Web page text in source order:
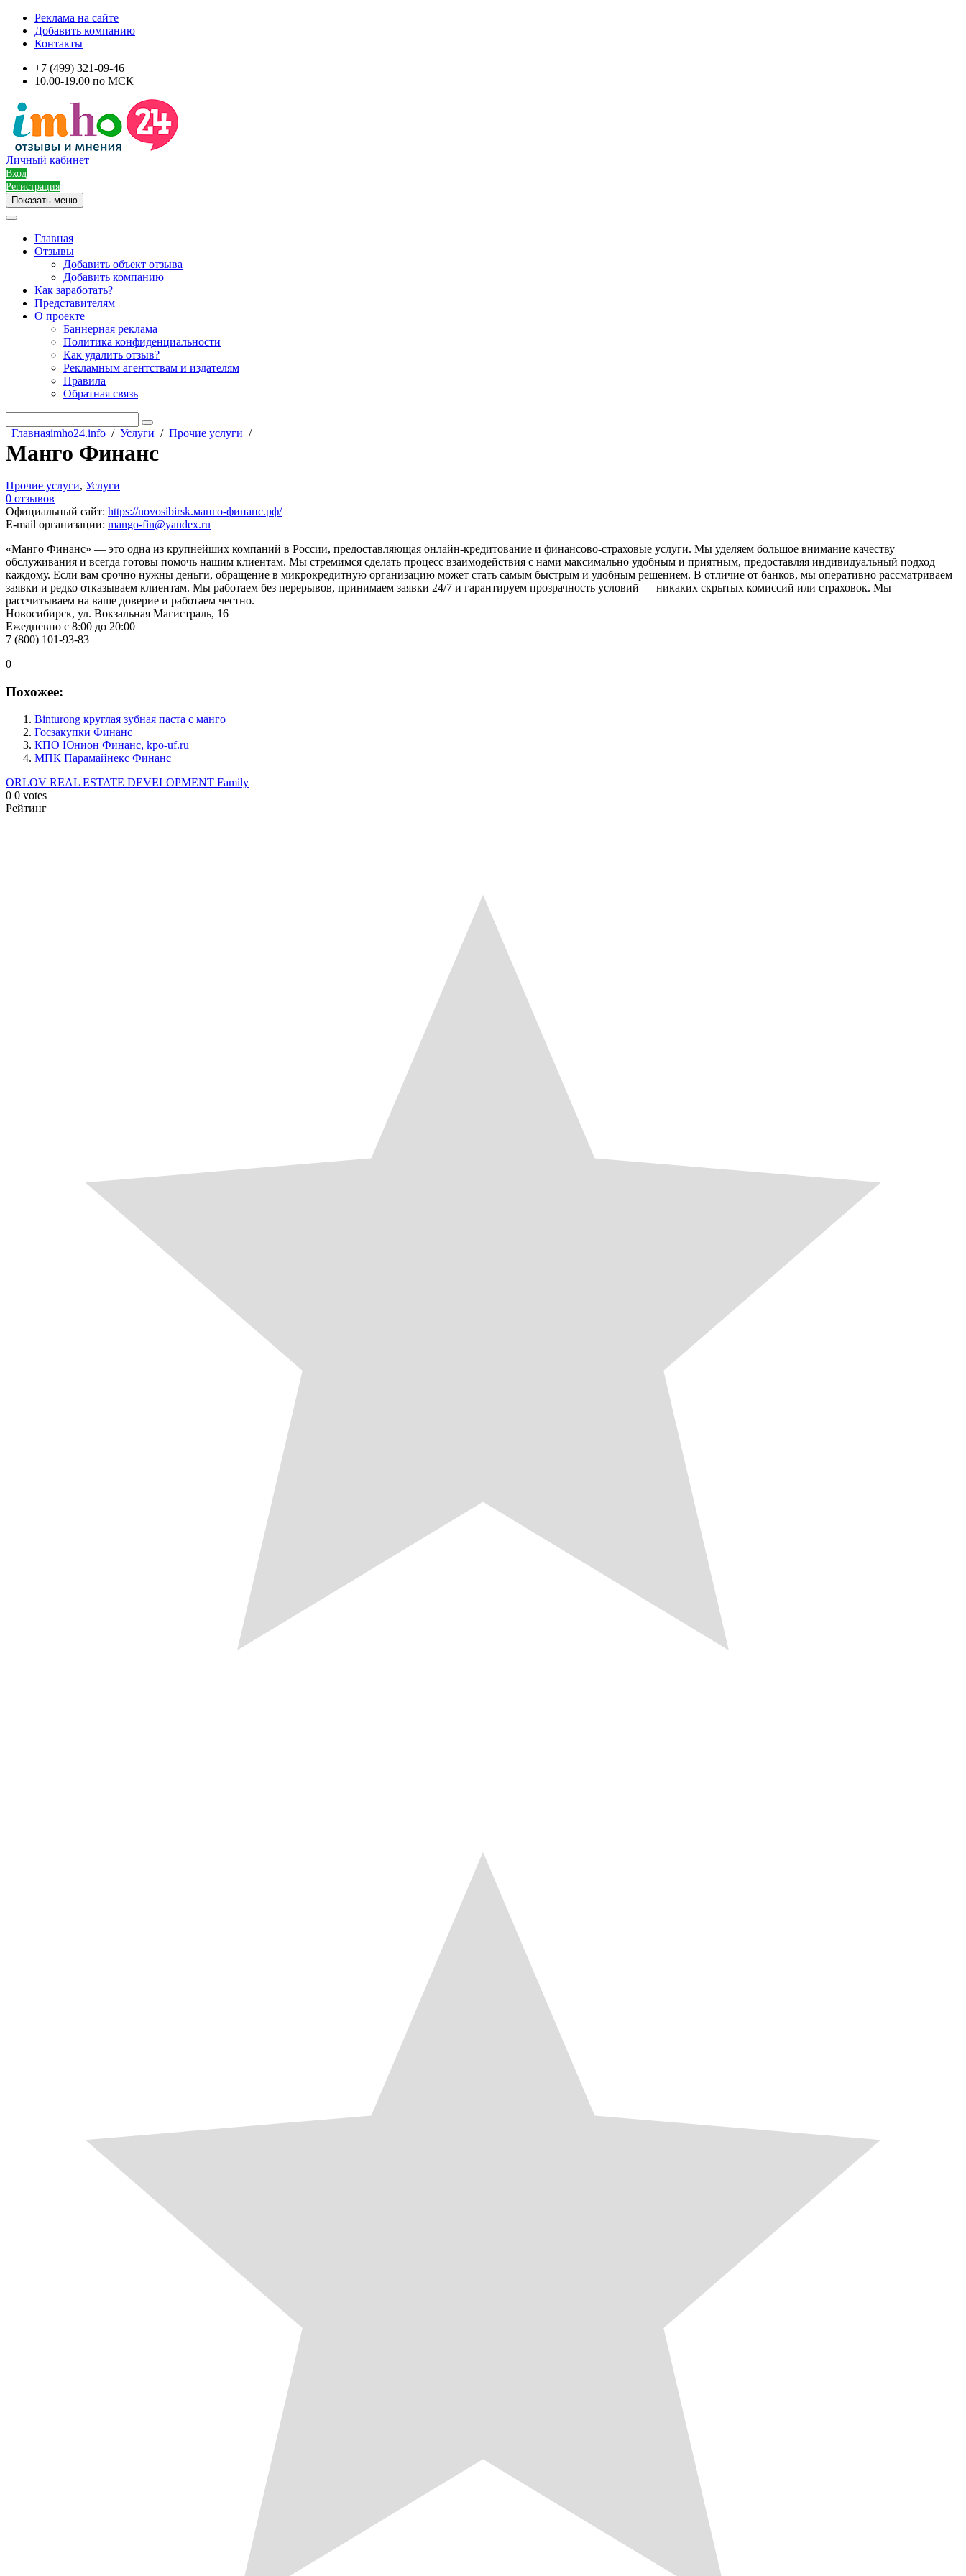
Реклама на сайте
Добавить компанию
Контакты
+7 (499) 321-09-46
10.00-19.00 по МСК
Личный кабинет
Вход
Регистрация
Показать меню
Главная
Отзывы
Добавить объект отзыва
Добавить компанию
Как заработать?
Представителям
О проекте
Баннерная реклама
Политика конфиденциальности
Как удалить отзыв?
Рекламным агентствам и издателям
Правила
Обратная связь
Главнаяimho24.info / Услуги / Прочие услуги /
Манго Финанс
Прочие услуги, Услуги
0 отзывов
Официальный сайт: https://novosibirsk.манго-финанс.рф/
E-mail организации: mango-fin@yandex.ru
«Манго Финанс» — это одна из крупнейших компаний в России, предоставляющая онлайн-кредитование и финансово-страховые услуги. Мы уделяем большое внимание качеству
обслуживания и всегда готовы помочь нашим клиентам. Мы стремимся сделать процесс взаимодействия с нами максимально удобным и приятным, предоставляя индивидуальный подход
каждому. Если вам срочно нужны деньги, обращение в микрокредитную организацию может стать самым быстрым и удобным решением. В отличие от банков, мы оперативно рассматриваем
заявки и редко отказываем клиентам. Мы работаем без перерывов, принимаем заявки 24/7 и гарантируем прозрачность условий — никаких скрытых комиссий или страховок. Мы
рассчитываем на ваше доверие и работаем честно.
Новосибирск, ул. Вокзальная Магистраль, 16
Ежедневно с 8:00 до 20:00
7 (800) 101-93-83
0
Похожее:
Binturong круглая зубная паста с манго
Госзакупки Финанс
КПО Юнион Финанс, kpo-uf.ru
МПК Парамайнекс Финанс
ORLOV REAL ESTATE DEVELOPMENT Family
0 0 votes
Рейтинг